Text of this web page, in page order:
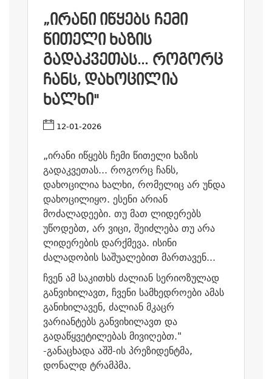
„ᲘᲠᲐᲜᲘ ᲘᲬᲧᲔᲑᲡ ᲩᲔᲛᲘ
ᲬᲘᲗᲔᲚᲘ ᲮᲐᲖᲘᲡ
ᲒᲐᲓᲐᲙᲕᲔᲗᲐᲡ... ᲠᲝᲒᲝᲠᲪ
ᲩᲐᲜᲡ, ᲓᲐᲮᲝᲪᲘᲚᲘᲐ
ᲮᲐᲚᲮᲘ"
12-01-2026
„ირანი იწყებს ჩემი წითელი ხაზის
გადაკვეთას... როგორც ჩანს,
დახოცილია ხალხი, რომელიც არ უნდა
დახოცილიყო. ესენი არიან
მოძალადეები. თუ მათ ლიდერებს
უწოდებთ, არ ვიცი, შეიძლება თუ არა
ლიდერების დარქმევა. ისინი
ძალადობის საშუალებით მართავენ...
ჩვენ ამ საკითხს ძალიან სერიოზულად
განვიხილავთ, ჩვენი სამხედროები ამას
განიხილავენ, ძალიან მკაცრ
ვარიანტებს განვიხილავთ და
გადაწყვეტილებას მივიღებთ."
-განაცხადა აშშ-ის პრეზიდენტმა,
დონალდ ტრამპმა.